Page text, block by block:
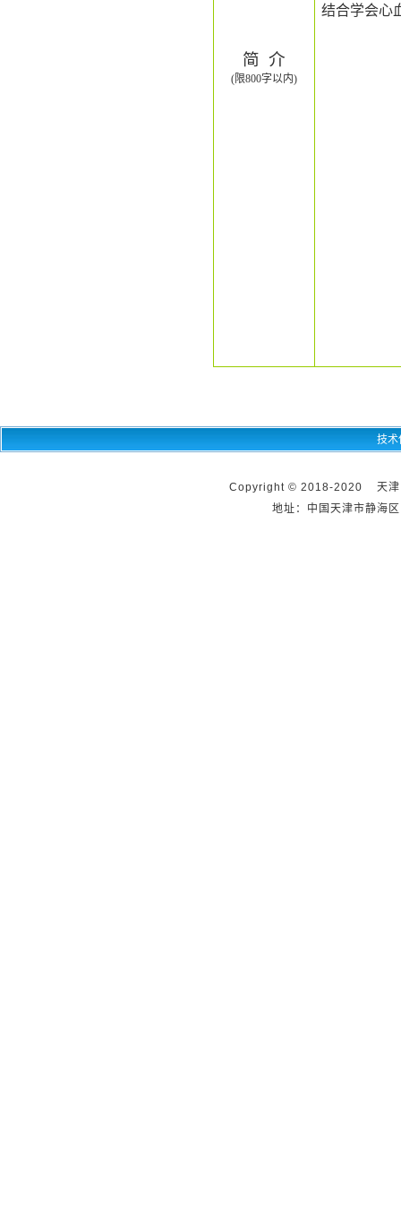
简 介
(限800字以内)
结合学会心
技术
Copyright © 2018-2020 天津
地址：中国天津市静海